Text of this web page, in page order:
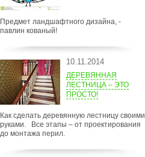
Предмет ландшафтного дизайна, -
павлин кованый!
10.11.2014
ДЕРЕВЯННАЯ
ЛЕСТНИЦА – ЭТО
ПРОСТО!
Как сделать деревянную лестницу своими
руками. Все этапы – от проектирования
до монтажа перил.